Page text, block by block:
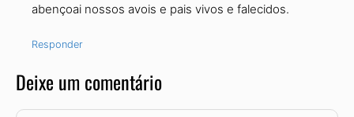
abençoai nossos avois e pais vivos e falecidos.
Responder
Deixe um comentário